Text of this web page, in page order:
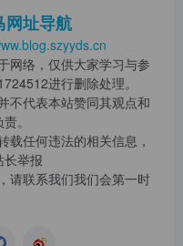
网址导航
网络，仅供大家学习与参
进行删除处理。
不代表本站赞同其观点和
。
载任何违法的相关信息，
长举报
请联系我们我们会第一时